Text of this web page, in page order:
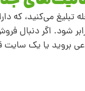
تبلیغ می‌کنید، که
بروید یا یک سایت